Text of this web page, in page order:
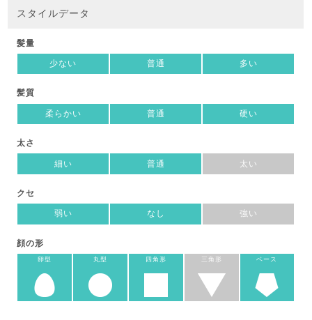
スタイルデータ
髪量
少ない 普通 多い
髪質
柔らかい 普通 硬い
太さ
細い 普通 太い
クセ
弱い なし 強い
顔の形
卵型 丸型 四角形 三角形 ベース